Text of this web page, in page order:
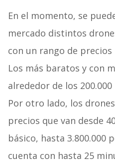
En el momento, se
mercado distintos
con un rango de
Los más baratos y con
alrededor de los
Por otro lado, los
precios que van desde
básico, hasta 3.800.000
cuenta con hasta 25